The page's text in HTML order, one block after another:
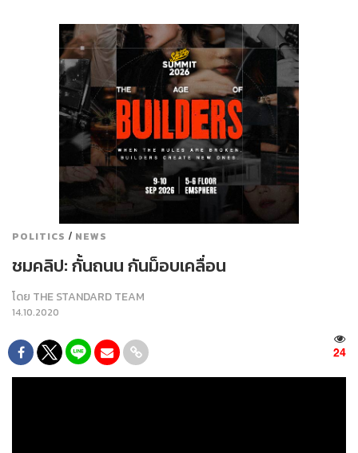
POLITICS / NEWS
ชมคลิป: กั้นถนน กันม็อบเคลื่อน
โดย THE STANDARD TEAM
14.10.2020
24